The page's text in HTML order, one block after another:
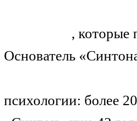
, которые
Основатель
психологии: более